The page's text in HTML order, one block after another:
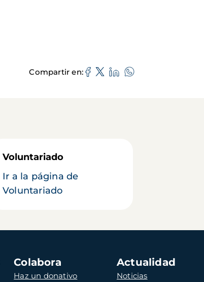
Compartir en
Voluntariado
Ir a la página de
Voluntariado
Colabora
Haz un donativo
Actualidad
Noticias